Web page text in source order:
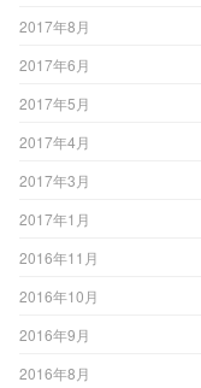
2017年8月
2017年6月
2017年5月
2017年4月
2017年3月
2017年1月
2016年11月
2016年10月
2016年9月
2016年8月